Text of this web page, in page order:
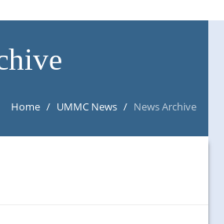
NEWS/EVENTS
Home / UMMC News / News Archive